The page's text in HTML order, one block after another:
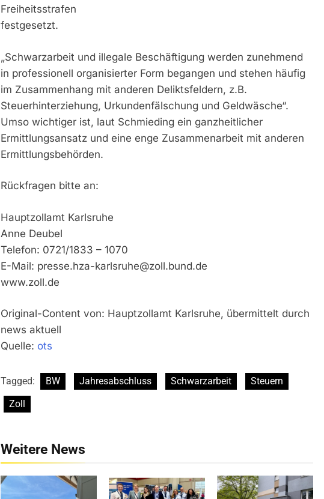
Freiheitsstrafen
festgesetzt.
„Schwarzarbeit und illegale Beschäftigung werden zunehmend
in professionell organisierter Form begangen und stehen häufig
im Zusammenhang mit anderen Deliktsfeldern, z.B.
Steuerhinterziehung, Urkundenfälschung und Geldwäsche“.
Umso wichtiger ist, laut Schmieding ein ganzheitlicher
Ermittlungsansatz und eine enge Zusammenarbeit mit anderen
Ermittlungsbehörden.
Rückfragen bitte an:
Hauptzollamt Karlsruhe
Anne Deubel
Telefon: 0721/1833 – 1070
E-Mail: presse.hza-karlsruhe@zoll.bund.de
www.zoll.de
Original-Content von: Hauptzollamt Karlsruhe, übermittelt durch
news aktuell
Quelle: ots
Tagged: BW Jahresabschluss Schwarzarbeit
Steuern
Zoll
Weitere News